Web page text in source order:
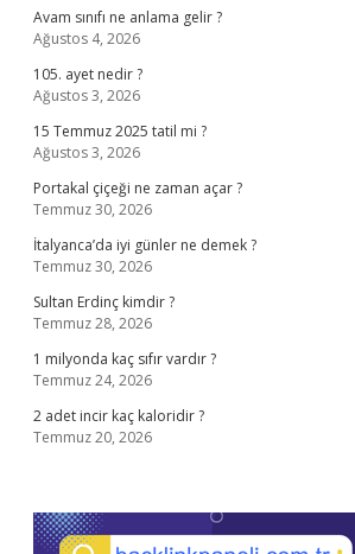
Avam sınıfı ne anlama gelir ?
Ağustos 4, 2026
105. ayet nedir ?
Ağustos 3, 2026
15 Temmuz 2025 tatil mi ?
Ağustos 3, 2026
Portakal çiçeği ne zaman açar ?
Temmuz 30, 2026
İtalyanca’da iyi günler ne demek ?
Temmuz 30, 2026
Sultan Erdinç kimdir ?
Temmuz 28, 2026
1 milyonda kaç sıfır vardır ?
Temmuz 24, 2026
2 adet incir kaç kaloridir ?
Temmuz 20, 2026